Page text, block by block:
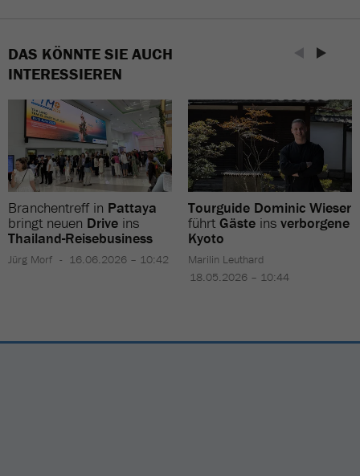
DAS KÖNNTE SIE AUCH
INTERESSIEREN
Branchentreff in Pattaya
bringt neuen Drive ins
Thailand-Reisebusiness
Jürg Morf 16.06.2026 – 10:42
Tourguide Dominic Wieser
führtGäste ins verborgene
Kyoto
Marilin Leuthard
18.05.2026 – 10:44